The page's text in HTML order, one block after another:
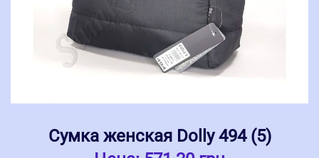
Сумка женская Dolly 494 (5)